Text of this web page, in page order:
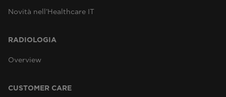
Novità nell’Healthcare IT
RADIOLOGIA
Overview
CUSTOMER CARE